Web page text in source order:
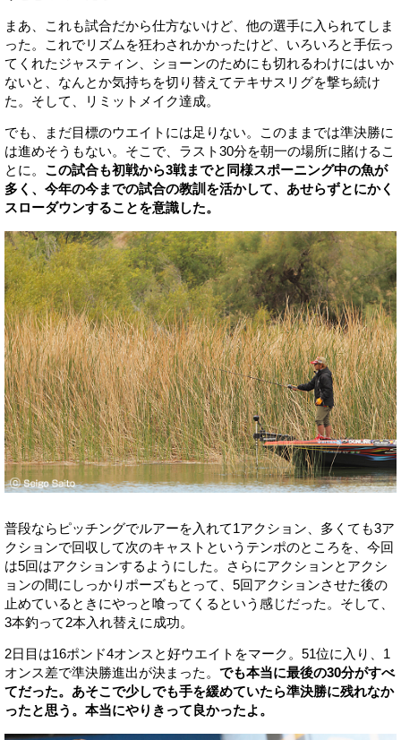
まあ、これも試合だから仕方ないけど、他の選手に入られてしま
った。これでリズムを狂わされかかったけど、いろいろと手伝っ
てくれたジャスティン、ショーンのためにも切れるわけにはいか
ないと、なんとか気持ちを切り替えてテキサスリグを撃ち続け
た。そして、リミットメイク達成。
でも、まだ目標のウエイトには足りない。このままでは準決勝に
は進めそうもない。そこで、ラスト30分を朝一の場所に賭けるこ
とに。 この試合も初戦から3戦までと同様スポーニング中の魚が
多く、今年の今までの試合の教訓を活かして、あせらずとにかく
スローダウンすることを意識した。
普段ならピッチングでルアーを入れて1アクション、多くても3ア
クションで回収して次のキャストというテンポのところを、今回
は5回はアクションするようにした。さらにアクションとアクシ
ョンの間にしっかりポーズもとって、5回アクションさせた後の
止めているときにやっと喰ってくるという感じだった。そして、
3本釣って2本入れ替えに成功。
2日目は16ポンド4オンスと好ウエイトをマーク。51位に入り、1
オンス差で準決勝進出が決まった。 でも本当に最後の30分がすべ
てだった。あそこで少しでも手を緩めていたら準決勝に残れなか
ったと思う。本当にやりきって良かったよ。